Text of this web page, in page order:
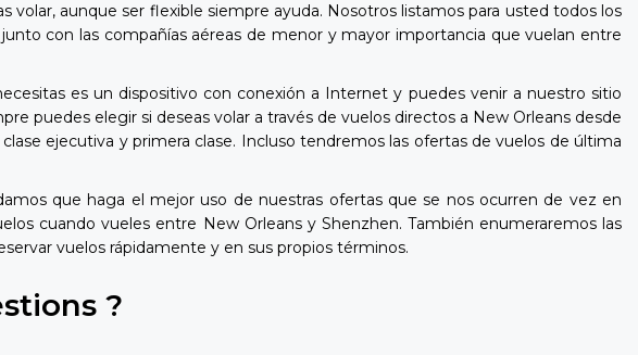
aunque ser flexible siempre ayuda. Nosotros listamos para usted todos los
con las compañías aéreas de menor y mayor importancia que vuelan entre
es un dispositivo con conexión a Internet y puedes venir a nuestro sitio
puedes elegir si deseas volar a través de vuelos directos a New Orleans desde
ejecutiva y primera clase. Incluso tendremos las ofertas de vuelos de última
que haga el mejor uso de nuestras ofertas que se nos ocurren de vez en
cuando vueles entre New Orleans y Shenzhen. También enumeraremos las
vuelos rápidamente y en sus propios términos.
?